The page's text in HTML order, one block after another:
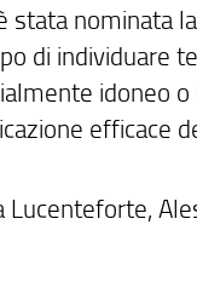
nominata
di
idoneo
efficace